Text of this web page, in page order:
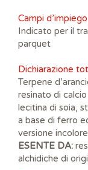
Campi d’impiego
Indicato per il
parquet
Dichiarazione
Terpene
resinato di
lecitina di soia,
a base di ferro
versione
ESENTE DA:
alchidiche di